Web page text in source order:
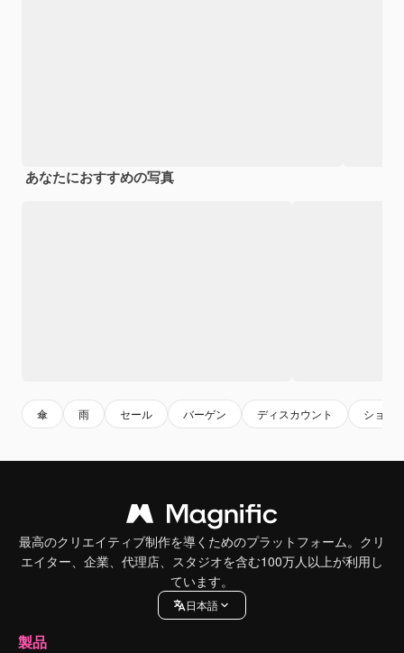
あなたにおすすめの写真
傘 雨 セール バーゲン ディスカウント ショッ
最高のクリエイティブ制作を導くためのプラットフォーム。クリ
エイター、企業、代理店、スタジオを含む100万人以上が利用し
ています。
日本語
製品